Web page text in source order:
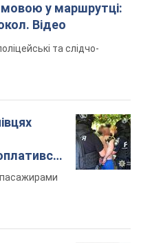
у маршрутці:
Відео
та слідчо-
пасажирами